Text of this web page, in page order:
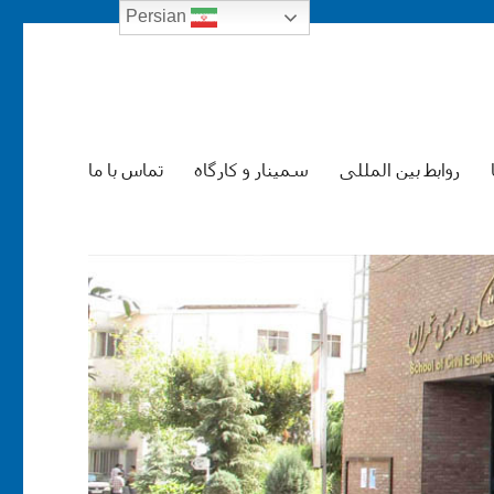
روابط بین المللی سمینار و کارگاه تماس با ما